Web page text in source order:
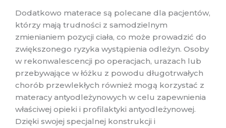
Dodatkowo materace są polecane dla pacjentów,
którzy mają trudności z samodzielnym
zmienianiem pozycji ciała, co może prowadzić do
zwiększonego ryzyka wystąpienia odleżyn. Osoby
w rekonwalescencji po operacjach, urazach lub
przebywające w łóżku z powodu długotrwałych
chorób przewlekłych również mogą korzystać z
materacy antyodleżynowych w celu zapewnienia
właściwej opieki i profilaktyki antyodleżynowej.
Dzięki swojej specjalnej konstrukcji i